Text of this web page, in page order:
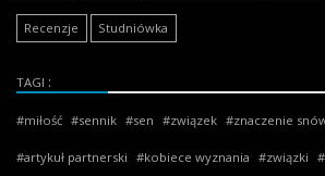
Recenzje Studniówka
TAGI
miłość sennik sen związek znaczenie
artykuł partnerski kobiece wyznania związki